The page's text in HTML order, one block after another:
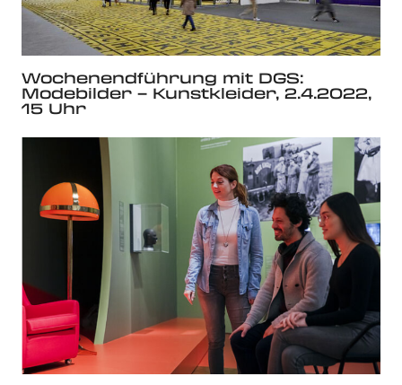
Wochenendführung mit DGS:
Modebilder – Kunstkleider, 2.4.2022,
15 Uhr